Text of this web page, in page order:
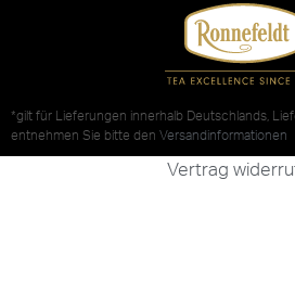
*gilt für Lieferungen innerhalb Deutschlands,
entnehmen Sie bitte den Versandinformationen
Vertrag